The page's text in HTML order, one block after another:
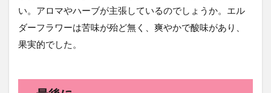
い。アロマやハーブが主張しているのでしょうか。エル
ダーフラワーは苦味が殆ど無く、爽やかで酸味があり、
果実的でした。